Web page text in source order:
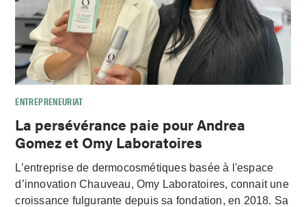
ENTREPRENEURIAT
La persévérance paie pour Andrea
Gomez et Omy Laboratoires
L’entreprise de dermocosmétiques basée à l'espace
d’innovation Chauveau, Omy Laboratoires, connait une
croissance fulgurante depuis sa fondation, en 2018. Sa